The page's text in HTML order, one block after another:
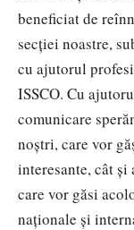
beneficiat de
secției noastre,
cu ajutorul
ISSCO. Cu
comunicare
noștri, care vor
interesante, cât
care vor găsi
naționale și